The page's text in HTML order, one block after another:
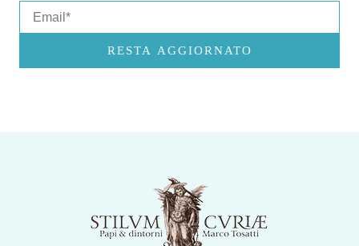
RESTA AGGIORNATO